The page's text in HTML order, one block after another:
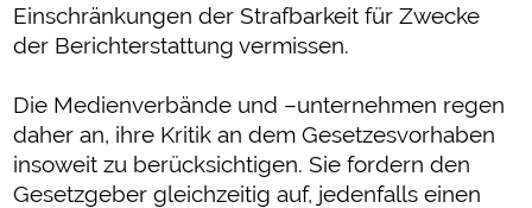
Einschränkungen der Strafbarkeit für Zwecke
der Berichterstattung vermissen.
Die Medienverbände und –unternehmen regen
daher an, ihre Kritik an dem Gesetzesvorhaben
insoweit zu berücksichtigen. Sie fordern den
Gesetzgeber gleichzeitig auf, jedenfalls einen